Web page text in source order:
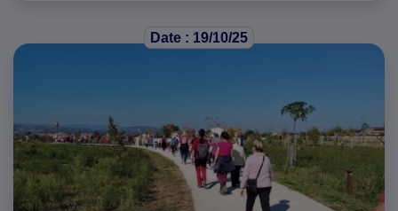
Date : 19/10/25